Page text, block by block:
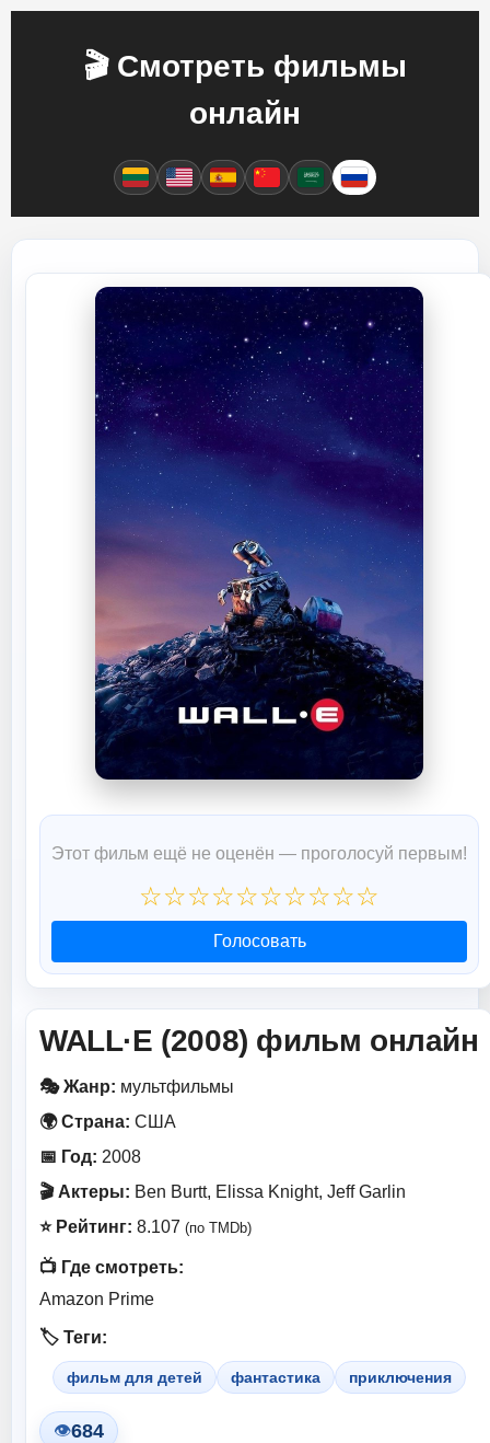
🎬 Смотреть фильмы
онлайн
Этот фильм ещё не оценён — проголосуй первым!
☆☆☆☆☆☆☆☆☆☆
Голосовать
WALL·E (2008) фильм онлайн
🎭 Жанр: мультфильмы
🌍 Страна: США
📅 Год: 2008
🎬 Актеры: Ben Burtt, Elissa Knight, Jeff Garlin
⭐ Рейтинг: 8.107 (по TMDb)
📺 Где смотреть:
Amazon Prime
🏷️ Теги:
фильм для детей фантастика приключения
👁684